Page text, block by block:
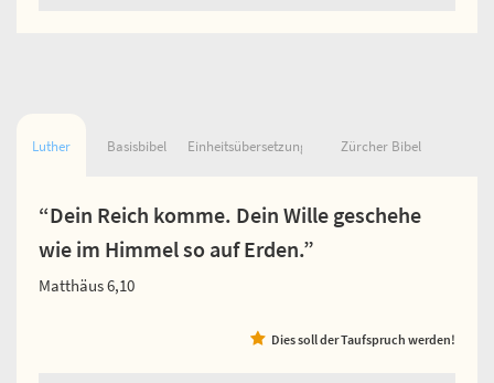
Luther Basisbibel Einheitsübersetzung Zürcher Bibel
“Dein Reich komme. Dein Wille geschehe
wie im Himmel so auf Erden.”
Matthäus 6,10
Dies soll der Taufspruch werden!